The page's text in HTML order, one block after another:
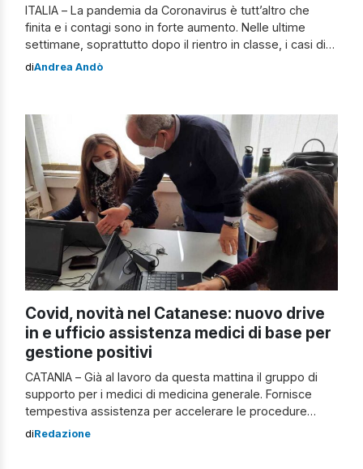
ITALIA – La pandemia da Coronavirus è tutt’altro che
finita e i contagi sono in forte aumento. Nelle ultime
settimane, soprattutto dopo il rientro in classe, i casi di
contagio o di contatto con positivo sono aumentati e per
diAndrea Andò
Covid, novità nel Catanese: nuovo drive
in e ufficio assistenza medici di base per
gestione positivi
CATANIA – Già al lavoro da questa mattina il gruppo di
supporto per i medici di medicina generale. Fornisce
tempestiva assistenza per accelerare le procedure
burocratiche legate a isolamento e fine isolamento dei
diRedazione